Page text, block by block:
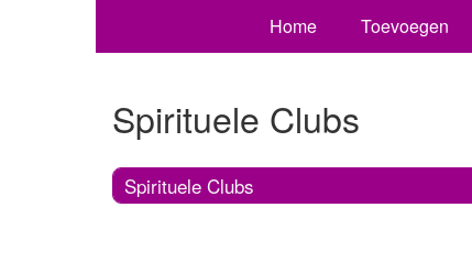
Home Toevoegen
Spirituele Clubs
Spirituele Clubs